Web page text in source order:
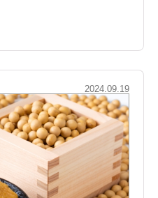
2024.09.19